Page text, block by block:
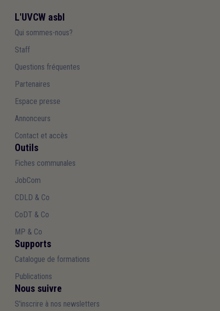
L'UVCW asbl
Qui sommes-nous?
Staff
Questions fréquentes
Partenaires
Espace presse
Annonceurs
Contact et accès
Outils
Fiches communales
JobCom
CDLD & Co
CoDT & Co
MP & Co
Supports
Catalogue de formations
Publications
Nous suivre
S'inscrire à nos newsletters